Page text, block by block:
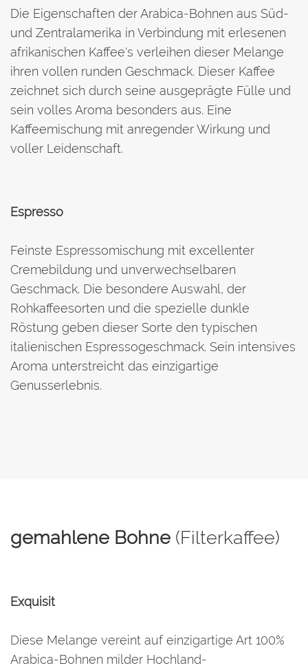
Die Eigenschaften der Arabica-Bohnen aus Süd-
und Zentralamerika in Verbindung mit erlesenen
afrikanischen Kaffee's verleihen dieser Melange
ihren vollen runden Geschmack. Dieser Kaffee
zeichnet sich durch seine ausgeprägte Fülle und
sein volles Aroma besonders aus. Eine
Kaffeemischung mit anregender Wirkung und
voller Leidenschaft.
Espresso
Feinste Espressomischung mit excellenter
Cremebildung und unverwechselbaren
Geschmack. Die besondere Auswahl, der
Rohkaffeesorten und die spezielle dunkle
Röstung geben dieser Sorte den typischen
italienischen Espressogeschmack. Sein intensives
Aroma unterstreicht das einzigartige
Genusserlebnis.
gemahlene Bohne (Filterkaffee)
Exquisit
Diese Melange vereint auf einzigartige Art 100%
Arabica-Bohnen milder Hochland-